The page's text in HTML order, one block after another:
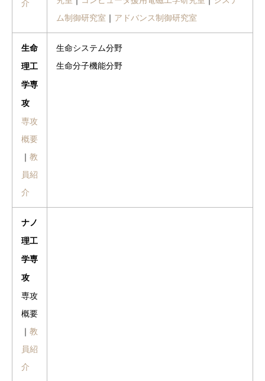
介
ム制御研究室 ｜ アドバンス制御研究室
生命
理工
学専
攻
専攻
概要
｜ 教
員紹
介
生命システム分野
生命分子機能分野
ナノ
理工
学専
攻
専攻
概要
｜ 教
員紹
介